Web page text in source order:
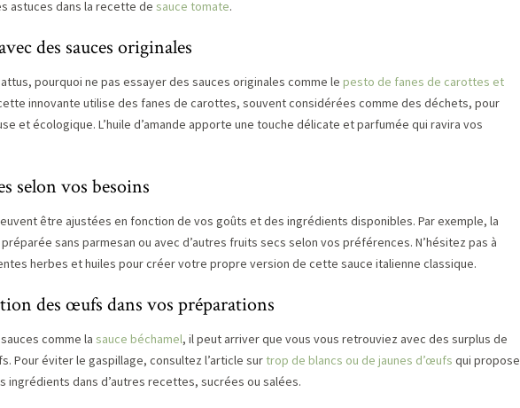
astuces dans la recette de sauce tomate.
des sauces originales
pourquoi ne pas essayer des sauces originales comme le pesto de fanes de carottes et
innovante utilise des fanes de carottes, souvent considérées comme des déchets, pour
et écologique. L’huile d’amande apporte une touche délicate et parfumée qui ravira vos
selon vos besoins
être ajustées en fonction de vos goûts et des ingrédients disponibles. Par exemple, la
sans parmesan ou avec d’autres fruits secs selon vos préférences. N’hésitez pas à
herbes et huiles pour créer votre propre version de cette sauce italienne classique.
des œufs dans vos préparations
comme la sauce béchamel, il peut arriver que vous vous retrouviez avec des surplus de
Pour éviter le gaspillage, consultez l’article sur trop de blancs ou de jaunes d’œufs qui propose
ingrédients dans d’autres recettes, sucrées ou salées.